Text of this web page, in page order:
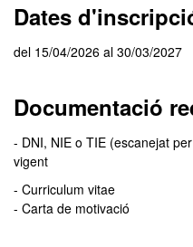
Dates
del 15/04/2026 al 30/03/2027
Documentació
- DNI, NIE o TIE (escanejat
vigent
- Curriculum vitae
- Carta de motivació